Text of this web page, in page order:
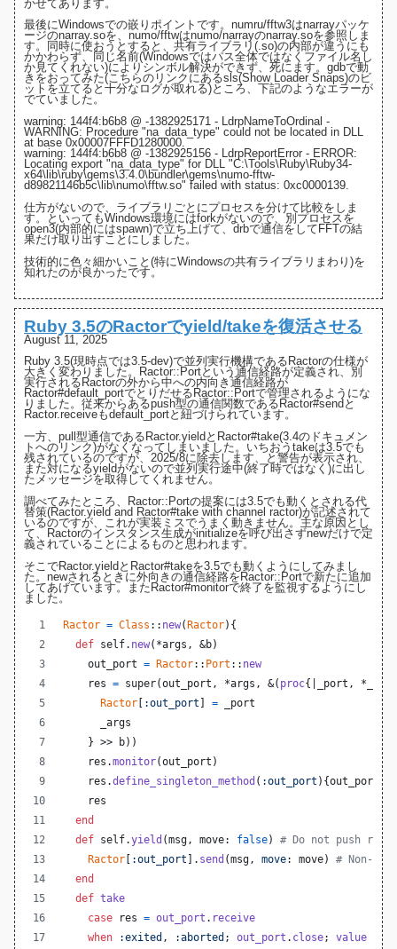
かせてあります。
最後にWindowsでの嵌りポイントです。numru/fftw3はnarrayパッケ
ージのnarray.soを、numo/fftwはnumo/narrayのnarray.soを参照しま
す。同時に使おうとすると、共有ライブラリ(.so)の内部が違うにも
かかわらず、同じ名前(Windowsではパス全体ではなくファイル名し
か見てくれない)によりシンボル解決ができず、死にます。gdbで動
きをおってみた(こちらのリンクにあるsls(Show Loader Snaps)のビ
ットを立てると十分なログが取れる)ところ、下記のようなエラーが
でていました。
warning: 144f4:b6b8 @ -1382925171 - LdrpNameToOrdinal -
WARNING: Procedure "na_data_type" could not be located in DLL
at base 0x00007FFFD1280000.
warning: 144f4:b6b8 @ -1382925156 - LdrpReportError - ERROR:
Locating export "na_data_type" for DLL "C:\Tools\Ruby\Ruby34-
x64\lib\ruby\gems\3.4.0\bundler\gems\numo-fftw-
d89821146b5c\lib\numo\fftw.so" failed with status: 0xc0000139.
仕方がないので、ライブラリごとにプロセスを分けて比較をしま
す。といってもWindows環境にはforkがないので、別プロセスを
open3(内部的にはspawn)で立ち上げて、drbで通信をしてFFTの結
果だけ取り出す ことにしました。
技術的に色々細かいこと(特にWindowsの共有ライブラリまわり)を
知れたのが良かったです。
Ruby 3.5のRactorでyield/takeを復活させる
August 11, 2025
Ruby 3.5(現時点では3.5-dev)で並列実行機構であるRactorの仕様が
大きく変わりました。 Ractor::Portという通信経路が定義され、別
実行されるRactorの外から中への内向き通信経路が
Ractor#default_portでとりだせるRactor::Portで管理されるようにな
りました。従来からあるpush型の通信関数である Ractor#send と
Ractor.receiveもdefault_portと紐づけられています。
一方、pull型通信である Ractor.yield と Ractor#take(3.4のドキュメン
トへのリンク)がなくなってしまいました。いちおうtakeは3.5でも
残されているのですが、 2025/8に除去します、と警告が表示され、
また対になるyieldがないので並列実行途中(終了時ではなく)に出し
たメッセージを取得してくれません。
調べてみたところ、Ractor::Portの提案には3.5でも動くとされる代
替策(Ractor.yield and Ractor#take with channel ractor)が記述されて
いるのですが、これが実装ミスでうまく動きません。主な原因とし
て、Ractorのインスタンス生成がinitializeを呼び出さずnewだけで定
義されている ことによるものと思われます。
そこでRactor.yieldとRactor#takeを3.5でも動くようにしてみまし
た。newされるときに外向きの通信経路をRactor::Portで新たに追加
してあげています。またRactor#monitorで終了を監視するようにし
ました。
Ractor = Class :: new(Ractor) {
def self. new( *args , &b)
out_port = Ractor:: Port :: new
res = super(out_port , *args , &( proc{ _port , * _args
Ractor [ :out_port ] =
_port
_args
} >> b) )
res .monitor(out_port )
res .define_singleton_method ( :out_port ) {out_port
}
res
end
def self.yield (msg , move: false)
# Do not push
Ractor [ :out_port ] . send (msg , move: move)
# Non-
end
def take
case
res = out_port . receive
when
:exited , :aborted ; out_port . close;
value